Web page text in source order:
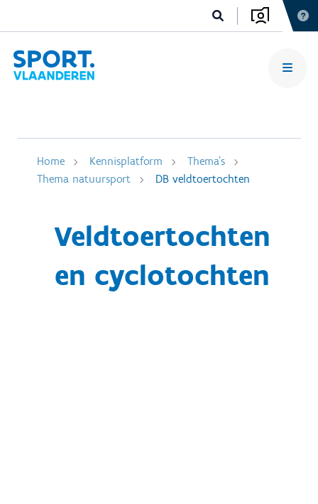
Home Kennisplatform
Thema's
Thema natuursport
DB veldtoertochten
Veldtoertochten
en cyclotochten